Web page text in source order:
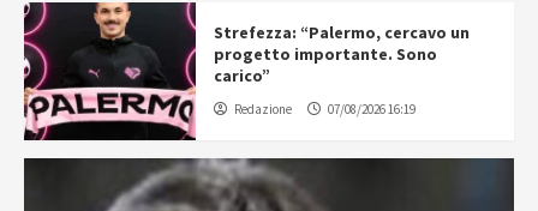
Strefezza: “Palermo, cercavo un
progetto importante. Sono
carico”
Redazione 07/08/2026 16:19